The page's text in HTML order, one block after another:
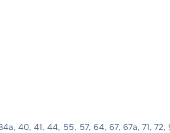
40, 41, 44, 55, 57, 64, 67, 67а, 71,